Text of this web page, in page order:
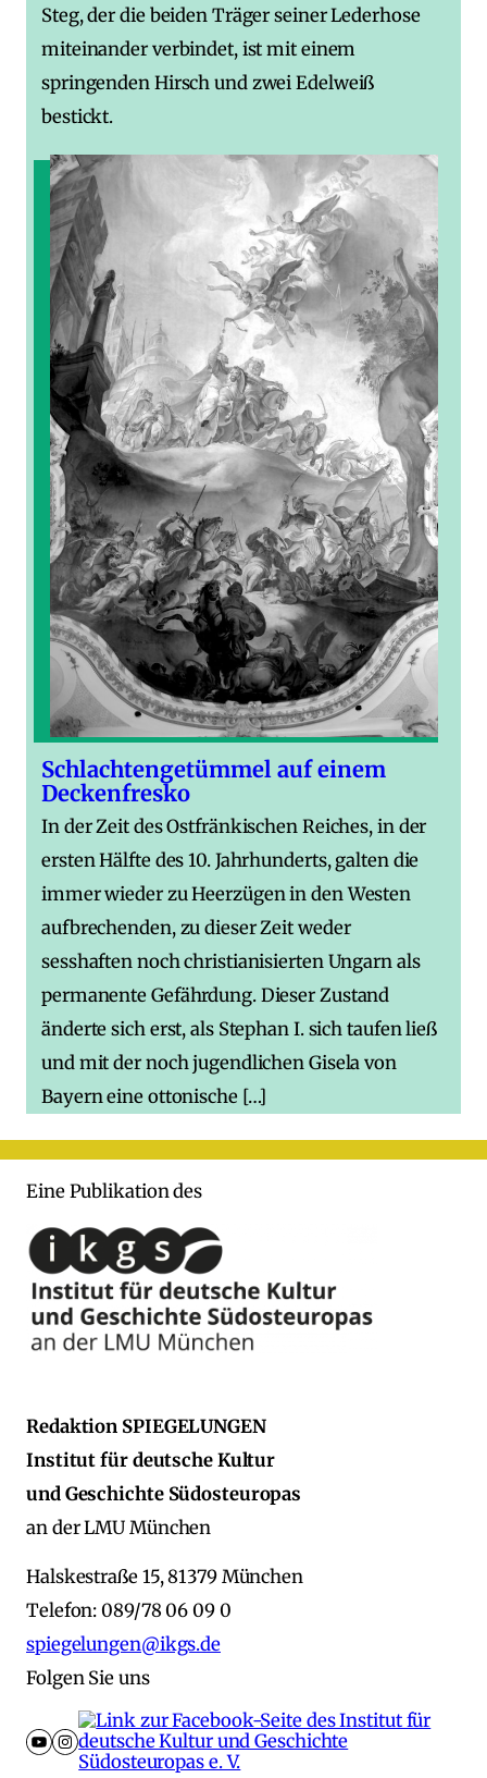
Steg, der die beiden Träger seiner Lederhose
miteinander verbindet, ist mit einem
springenden Hirsch und zwei Edelweiß
bestickt.
Schlachtengetümmel auf einem
Deckenfresko
In der Zeit des Ostfränkischen Reiches, in der
ersten Hälfte des 10. Jahrhunderts, galten die
immer wieder zu Heerzügen in den Westen
aufbrechenden, zu dieser Zeit weder
sesshaften noch christianisierten Ungarn als
permanente Gefährdung. Dieser Zustand
änderte sich erst, als Stephan I. sich taufen ließ
und mit der noch jugendlichen Gisela von
Bayern eine ottonische […]
Eine Publikation des
Redaktion SPIEGELUNGEN
Institut für deutsche Kultur
und Geschichte Südosteuropas
an der LMU München
Halskestraße 15, 81379 München
Telefon: 089/78 06 09 0
spiegelungen@ikgs.de
Folgen Sie uns